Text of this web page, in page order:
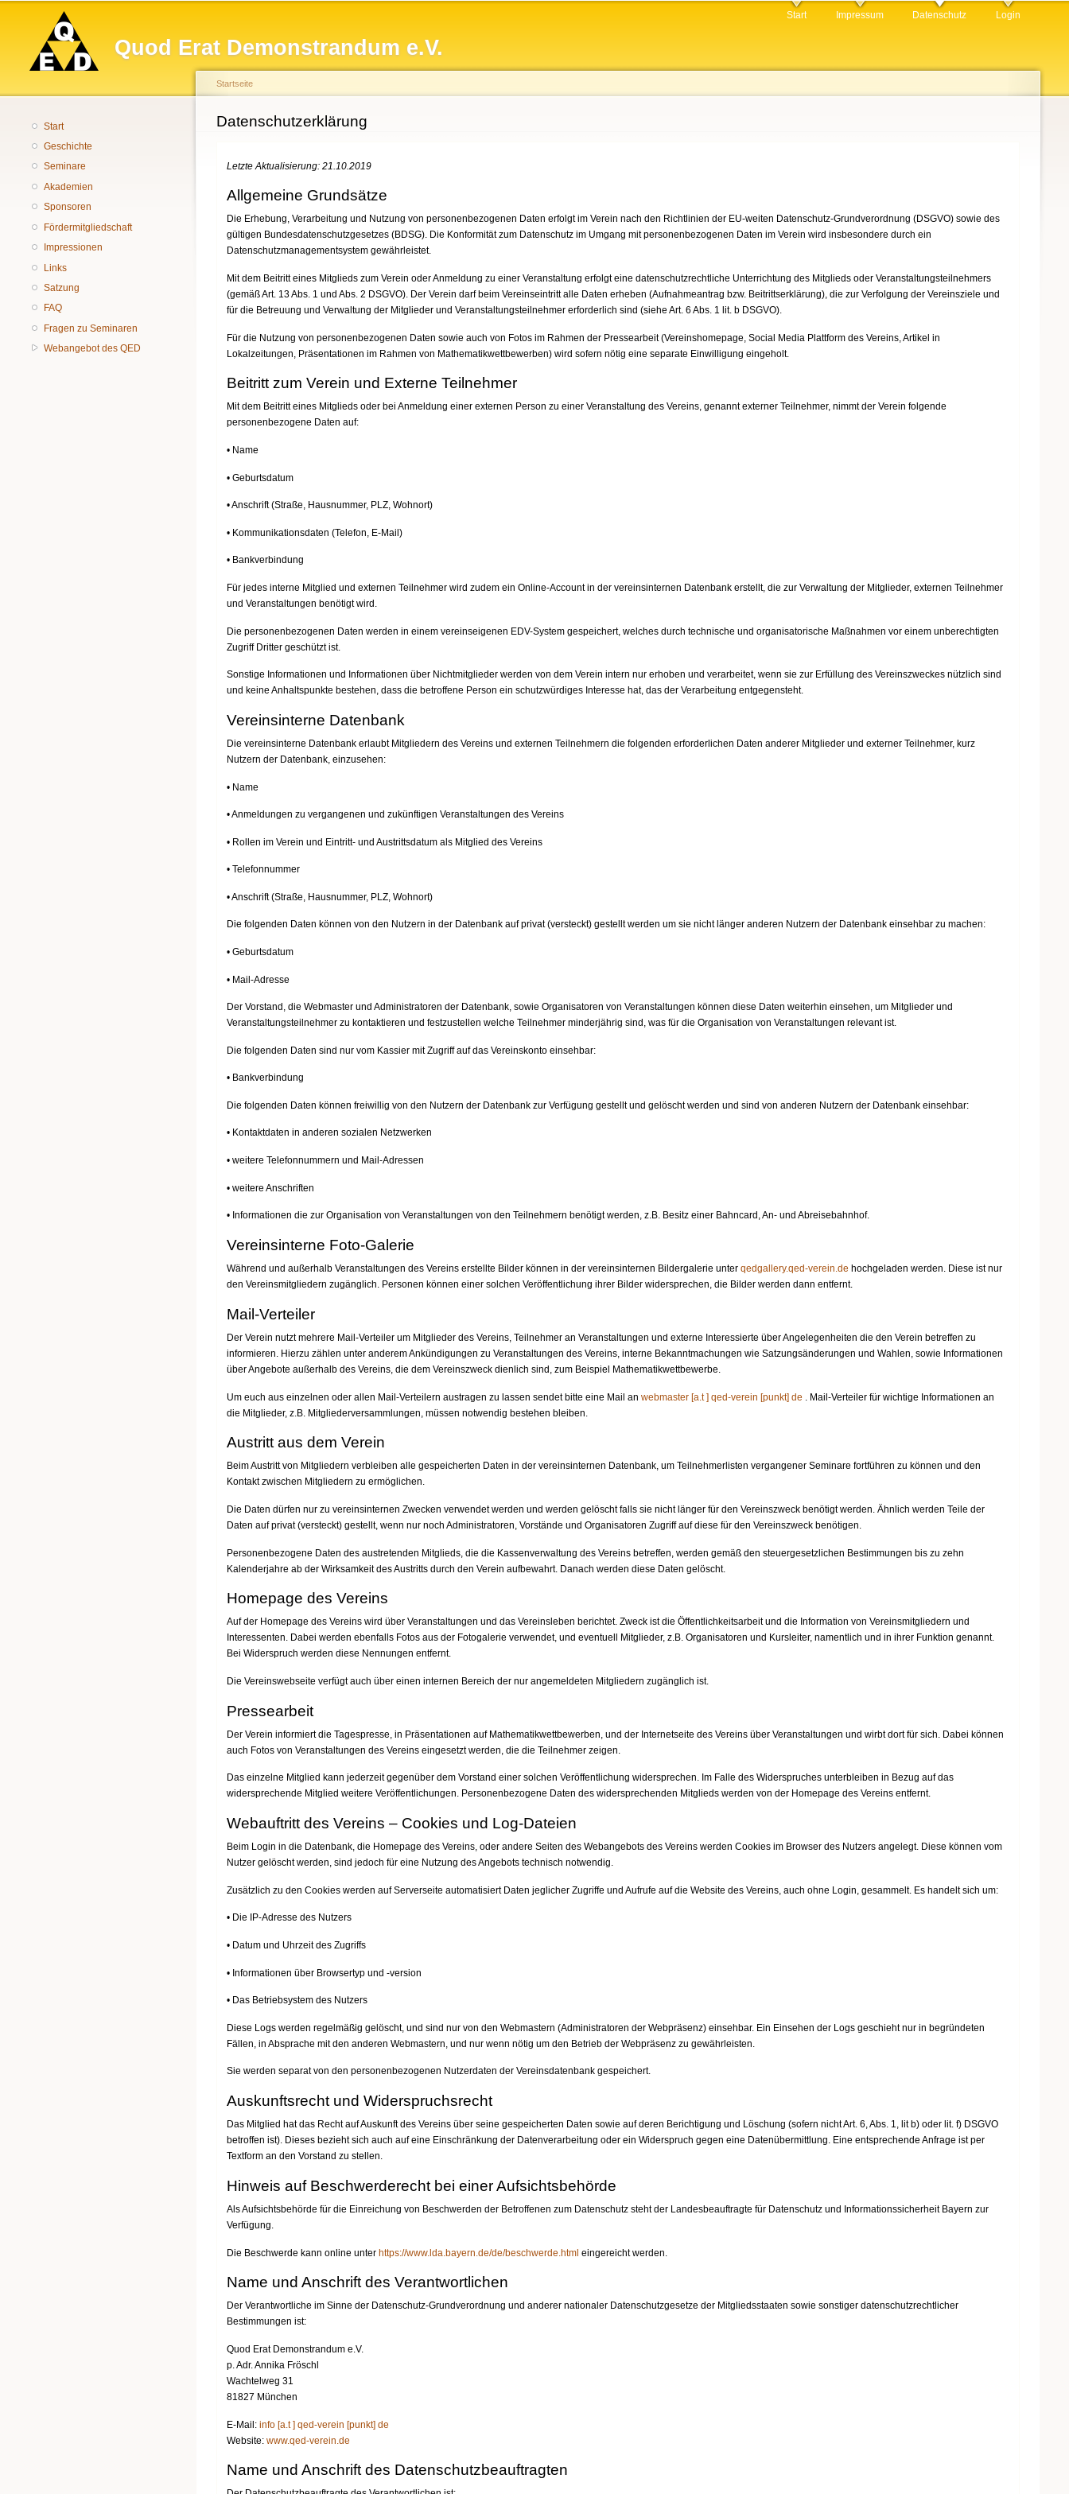
Quod Erat Demonstrandum e.V.
Hauptmenü Start Impressum Datenschutz Login
Start
Geschichte
Seminare
Akademien
Sponsoren
Fördermitgliedschaft
Impressionen
Links
Satzung
FAQ
Fragen zu Seminaren
Webangebot des QED
Sie sind hier
Startseite
Datenschutzerklärung
Letzte Aktualisierung: 21.10.2019
Allgemeine Grundsätze
Die Erhebung, Verarbeitung und Nutzung von personenbezogenen Daten erfolgt im Verein nach den Richtlinien der EU-weiten Datenschutz-Grundverordnung (DSGVO) sowie des
gültigen Bundesdatenschutzgesetzes (BDSG). Die Konformität zum Datenschutz im Umgang mit personenbezogenen Daten im Verein wird insbesondere durch ein
Datenschutzmanagementsystem gewährleistet.
Mit dem Beitritt eines Mitglieds zum Verein oder Anmeldung zu einer Veranstaltung erfolgt eine datenschutzrechtliche Unterrichtung des Mitglieds oder Veranstaltungsteilnehmers
(gemäß Art. 13 Abs. 1 und Abs. 2 DSGVO). Der Verein darf beim Vereinseintritt alle Daten erheben (Aufnahmeantrag bzw. Beitrittserklärung), die zur Verfolgung der Vereinsziele und
für die Betreuung und Verwaltung der Mitglieder und Veranstaltungsteilnehmer erforderlich sind (siehe Art. 6 Abs. 1 lit. b DSGVO).
Für die Nutzung von personenbezogenen Daten sowie auch von Fotos im Rahmen der Pressearbeit (Vereinshomepage, Social Media Plattform des Vereins, Artikel in
Lokalzeitungen, Präsentationen im Rahmen von Mathematikwettbewerben) wird sofern nötig eine separate Einwilligung eingeholt.
Beitritt zum Verein und Externe Teilnehmer
Mit dem Beitritt eines Mitglieds oder bei Anmeldung einer externen Person zu einer Veranstaltung des Vereins, genannt externer Teilnehmer, nimmt der Verein folgende
personenbezogene Daten auf:
• Name
• Geburtsdatum
• Anschrift (Straße, Hausnummer, PLZ, Wohnort)
• Kommunikationsdaten (Telefon, E-Mail)
• Bankverbindung
Für jedes interne Mitglied und externen Teilnehmer wird zudem ein Online-Account in der vereinsinternen Datenbank erstellt, die zur Verwaltung der Mitglieder, externen Teilnehmer
und Veranstaltungen benötigt wird.
Die personenbezogenen Daten werden in einem vereinseigenen EDV-System gespeichert, welches durch technische und organisatorische Maßnahmen vor einem unberechtigten
Zugriff Dritter geschützt ist.
Sonstige Informationen und Informationen über Nichtmitglieder werden von dem Verein intern nur erhoben und verarbeitet, wenn sie zur Erfüllung des Vereinszweckes nützlich sind
und keine Anhaltspunkte bestehen, dass die betroffene Person ein schutzwürdiges Interesse hat, das der Verarbeitung entgegensteht.
Vereinsinterne Datenbank
Die vereinsinterne Datenbank erlaubt Mitgliedern des Vereins und externen Teilnehmern die folgenden erforderlichen Daten anderer Mitglieder und externer Teilnehmer, kurz
Nutzern der Datenbank, einzusehen:
• Name
• Anmeldungen zu vergangenen und zukünftigen Veranstaltungen des Vereins
• Rollen im Verein und Eintritt- und Austrittsdatum als Mitglied des Vereins
• Telefonnummer
• Anschrift (Straße, Hausnummer, PLZ, Wohnort)
Die folgenden Daten können von den Nutzern in der Datenbank auf privat (versteckt) gestellt werden um sie nicht länger anderen Nutzern der Datenbank einsehbar zu machen:
• Geburtsdatum
• Mail-Adresse
Der Vorstand, die Webmaster und Administratoren der Datenbank, sowie Organisatoren von Veranstaltungen können diese Daten weiterhin einsehen, um Mitglieder und
Veranstaltungsteilnehmer zu kontaktieren und festzustellen welche Teilnehmer minderjährig sind, was für die Organisation von Veranstaltungen relevant ist.
Die folgenden Daten sind nur vom Kassier mit Zugriff auf das Vereinskonto einsehbar:
• Bankverbindung
Die folgenden Daten können freiwillig von den Nutzern der Datenbank zur Verfügung gestellt und gelöscht werden und sind von anderen Nutzern der Datenbank einsehbar:
• Kontaktdaten in anderen sozialen Netzwerken
• weitere Telefonnummern und Mail-Adressen
• weitere Anschriften
• Informationen die zur Organisation von Veranstaltungen von den Teilnehmern benötigt werden, z.B. Besitz einer Bahncard, An- und Abreisebahnhof.
Vereinsinterne Foto-Galerie
Während und außerhalb Veranstaltungen des Vereins erstellte Bilder können in der vereinsinternen Bildergalerie unterqedgallery.qed-verein.de hochgeladen werden. Diese ist nur
den Vereinsmitgliedern zugänglich. Personen können einer solchen Veröffentlichung ihrer Bilder widersprechen, die Bilder werden dann entfernt.
Mail-Verteiler
Der Verein nutzt mehrere Mail-Verteiler um Mitglieder des Vereins, Teilnehmer an Veranstaltungen und externe Interessierte über Angelegenheiten die den Verein betreffen zu
informieren. Hierzu zählen unter anderem Ankündigungen zu Veranstaltungen des Vereins, interne Bekanntmachungen wie Satzungsänderungen und Wahlen, sowie Informationen
über Angebote außerhalb des Vereins, die dem Vereinszweck dienlich sind, zum Beispiel Mathematikwettbewerbe.
Um euch aus einzelnen oder allen Mail-Verteilern austragen zu lassen sendet bitte eine Mail anwebmaster [a.t ] qed-verein [punkt] de . Mail-Verteiler für wichtige Informationen an
die Mitglieder, z.B. Mitgliederversammlungen, müssen notwendig bestehen bleiben.
Austritt aus dem Verein
Beim Austritt von Mitgliedern verbleiben alle gespeicherten Daten in der vereinsinternen Datenbank, um Teilnehmerlisten vergangener Seminare fortführen zu können und den
Kontakt zwischen Mitgliedern zu ermöglichen.
Die Daten dürfen nur zu vereinsinternen Zwecken verwendet werden und werden gelöscht falls sie nicht länger für den Vereinszweck benötigt werden. Ähnlich werden Teile der
Daten auf privat (versteckt) gestellt, wenn nur noch Administratoren, Vorstände und Organisatoren Zugriff auf diese für den Vereinszweck benötigen.
Personenbezogene Daten des austretenden Mitglieds, die die Kassenverwaltung des Vereins betreffen, werden gemäß den steuergesetzlichen Bestimmungen bis zu zehn
Kalenderjahre ab der Wirksamkeit des Austritts durch den Verein aufbewahrt. Danach werden diese Daten gelöscht.
Homepage des Vereins
Auf der Homepage des Vereins wird über Veranstaltungen und das Vereinsleben berichtet. Zweck ist die Öffentlichkeitsarbeit und die Information von Vereinsmitgliedern und
Interessenten. Dabei werden ebenfalls Fotos aus der Fotogalerie verwendet, und eventuell Mitglieder, z.B. Organisatoren und Kursleiter, namentlich und in ihrer Funktion genannt.
Bei Widerspruch werden diese Nennungen entfernt.
Die Vereinswebseite verfügt auch über einen internen Bereich der nur angemeldeten Mitgliedern zugänglich ist.
Pressearbeit
Der Verein informiert die Tagespresse, in Präsentationen auf Mathematikwettbewerben, und der Internetseite des Vereins über Veranstaltungen und wirbt dort für sich. Dabei können
auch Fotos von Veranstaltungen des Vereins eingesetzt werden, die die Teilnehmer zeigen.
Das einzelne Mitglied kann jederzeit gegenüber dem Vorstand einer solchen Veröffentlichung widersprechen. Im Falle des Widerspruches unterbleiben in Bezug auf das
widersprechende Mitglied weitere Veröffentlichungen. Personenbezogene Daten des widersprechenden Mitglieds werden von der Homepage des Vereins entfernt.
Webauftritt des Vereins – Cookies und Log-Dateien
Beim Login in die Datenbank, die Homepage des Vereins, oder andere Seiten des Webangebots des Vereins werden Cookies im Browser des Nutzers angelegt. Diese können vom
Nutzer gelöscht werden, sind jedoch für eine Nutzung des Angebots technisch notwendig.
Zusätzlich zu den Cookies werden auf Serverseite automatisiert Daten jeglicher Zugriffe und Aufrufe auf die Website des Vereins, auch ohne Login, gesammelt. Es handelt sich um:
• Die IP-Adresse des Nutzers
• Datum und Uhrzeit des Zugriffs
• Informationen über Browsertyp und -version
• Das Betriebsystem des Nutzers
Diese Logs werden regelmäßig gelöscht, und sind nur von den Webmastern (Administratoren der Webpräsenz) einsehbar. Ein Einsehen der Logs geschieht nur in begründeten
Fällen, in Absprache mit den anderen Webmastern, und nur wenn nötig um den Betrieb der Webpräsenz zu gewährleisten.
Sie werden separat von den personenbezogenen Nutzerdaten der Vereinsdatenbank gespeichert.
Auskunftsrecht und Widerspruchsrecht
Das Mitglied hat das Recht auf Auskunft des Vereins über seine gespeicherten Daten sowie auf deren Berichtigung und Löschung (sofern nicht Art. 6, Abs. 1, lit b) oder lit. f) DSGVO
betroffen ist). Dieses bezieht sich auch auf eine Einschränkung der Datenverarbeitung oder ein Widerspruch gegen eine Datenübermittlung. Eine entsprechende Anfrage ist per
Textform an den Vorstand zu stellen.
Hinweis auf Beschwerderecht bei einer Aufsichtsbehörde
Als Aufsichtsbehörde für die Einreichung von Beschwerden der Betroffenen zum Datenschutz steht der Landesbeauftragte für Datenschutz und Informationssicherheit Bayern zur
Verfügung.
Die Beschwerde kann online unterhttps://www.lda.bayern.de/de/beschwerde.html eingereicht werden.
Name und Anschrift des Verantwortlichen
Der Verantwortliche im Sinne der Datenschutz-Grundverordnung und anderer nationaler Datenschutzgesetze der Mitgliedsstaaten sowie sonstiger datenschutzrechtlicher
Bestimmungen ist:
Quod Erat Demonstrandum e.V.
p. Adr. Annika Fröschl
Wachtelweg 31
81827 München
E-Mail:info [a.t ] qed-verein [punkt] de
Website:www.qed-verein.de
Name und Anschrift des Datenschutzbeauftragten